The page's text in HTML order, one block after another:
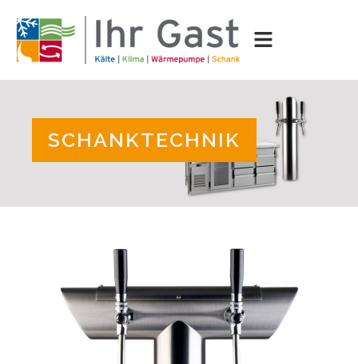
SCHANKTECHNIK